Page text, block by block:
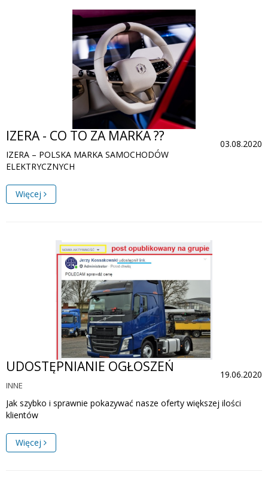
03.08.2020
IZERA - CO TO ZA MARKA ??
IZERA – POLSKA MARKA SAMOCHODÓW
ELEKTRYCZNYCH
Więcej
19.06.2020
UDOSTĘPNIANIE OGŁOSZEŃ
INNE
Jak szybko i sprawnie pokazywać nasze oferty większej ilości
klientów
Więcej